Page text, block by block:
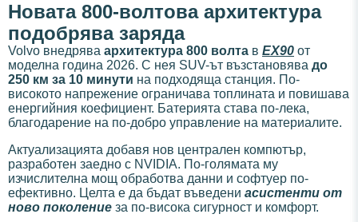
Новата 800-волтова архитектура
подобрява заряда
Volvo внедрява архитектура 800 волта в EX90 от
моделна година 2026. С нея SUV-ът възстановява до
250 км за 10 минути на подходяща станция. По-
високото напрежение ограничава топлината и повишава
енергийния коефициент. Батерията става по-лека,
благодарение на по-добро управление на материалите.
Актуализацията добавя нов централен компютър,
разработен заедно с NVIDIA. По-голямата му
изчислителна мощ обработва данни и софтуер по-
ефективно. Целта е да бъдат въведени асистенти от
ново поколение за по-висока сигурност и комфорт.